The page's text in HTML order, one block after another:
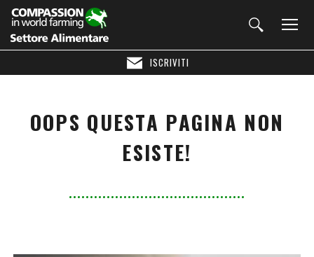
ISCRIVITI
OOPS QUESTA PAGINA NON
ESISTE!